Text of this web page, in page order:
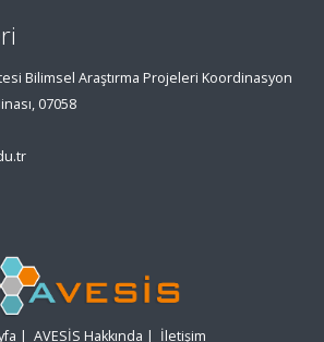
Bilimsel Araştırma Projeleri Koordinasyon
07058
| AVESİS Hakkında | İletişim